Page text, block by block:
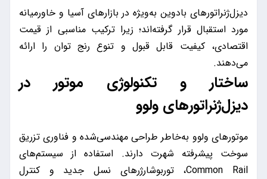
دیزل‌ژنراتورهای بادوین به‌ویژه در بازارهای آسیا و خاورمیانه
مورد استقبال قرار گرفته‌اند؛ زیرا ترکیب مناسبی از قیمت
اقتصادی، کیفیت قابل قبول و تنوع رنج توان را ارائه
می‌دهند.
ساختار و تکنولوژی موتور در
دیزل‌ژنراتورهای ولوو
موتورهای ولوو به‌خاطر طراحی مهندسی‌شده و فناوری تزریق
سوخت پیشرفته شهرت دارند. استفاده از سیستم‌های
Common Rail، توربوشارژرهای نسل جدید و کنترل